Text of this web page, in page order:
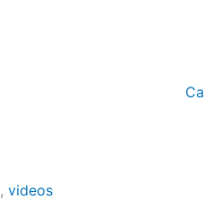
, videos